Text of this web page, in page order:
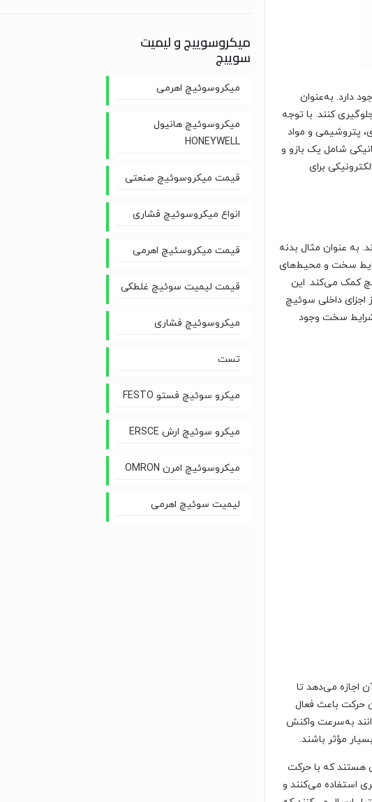
دارد. به‌عنوان
کنند. با توجه
پتروشیمی و مواد
شامل یک بازو و
برای
به عنوان مثال بدنه
سخت و محیط‌های
کمک می‌کند. این
اجزای داخلی سوئیچ
سخت وجود
اجازه می‌دهد تا
حرکت باعث فعال
به‌سرعت واکنش
مؤثر باشند.
هستند که با حرکت
استفاده می‌کنند و
میکروسوییچ و لیمیت
سوییچ
میکروسوئیچ اهرمی
میکروسوئیچ هانیول
HONEYWELL
قیمت میکروسوئیچ صنعتی
انواع میکروسوئیچ فشاری
قیمت میکروسئیچ اهرمی
قیمت لیمیت سوئیچ غلطکی
میکروسوئیچ فشاری
تست
میکرو سوئیچ فستو FESTO
میکرو سوئیچ ارش ERSCE
میکروسوئیچ امرن OMRON
لیمیت سوئیچ اهرمی